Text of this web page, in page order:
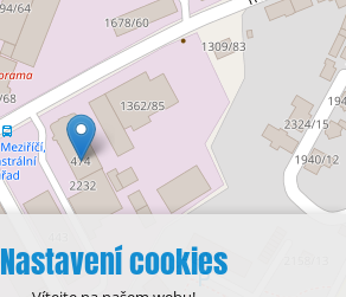
Nastavení cookies